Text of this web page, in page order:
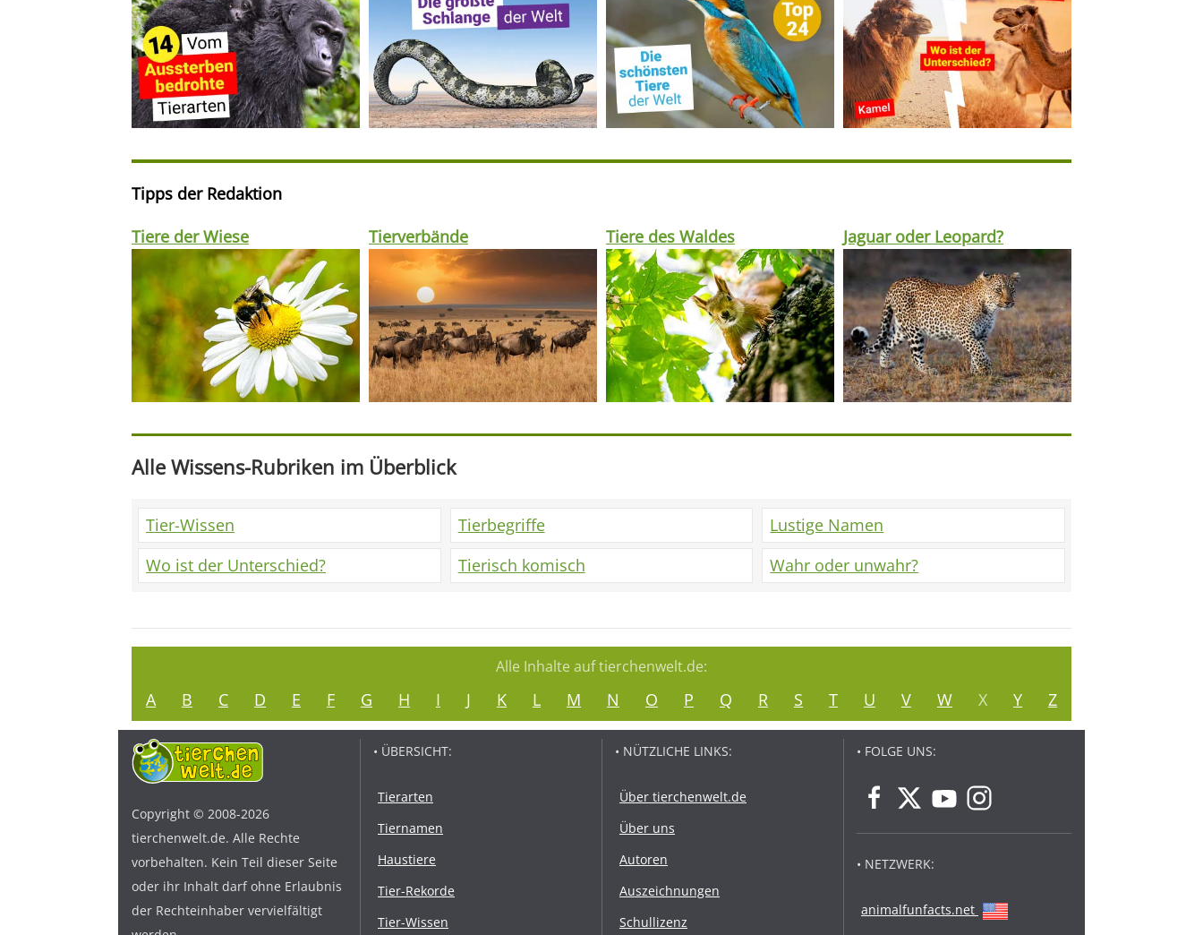
Tipps der Redaktion
Tiere der Wiese
Tierverbände Tiere des Waldes Jaguar oder Leopard?
Alle Wissens-Rubriken im Überblick
Tier-Wissen
Wo ist der Unterschied?
Tierbegriffe
Tierisch komisch
Lustige Namen
Wahr oder unwahr?
Alle Inhalte auf tierchenwelt.de:
A B C D E F G H I J K L M N O P Q R S T U V W X Y Z
Copyright © 2008-2026
tierchenwelt.de. Alle Rechte
vorbehalten. Kein Teil dieser Seite
oder ihr Inhalt darf ohne Erlaubnis
der Rechteinhaber vervielfältigt
• ÜBERSICHT:
Tierarten
Tiernamen
Haustiere
Tier-Rekorde
Tier-Wissen
• NÜTZLICHE LINKS:
Über tierchenwelt.de
Über uns
Autoren
Auszeichnungen
Schullizenz
• FOLGE UNS:
• NETZWERK:
animalfunfacts.net